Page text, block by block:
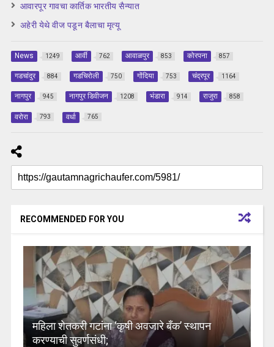
आवारपूर गावचा कार्तिक भारतीय सैन्यात
अहेरी येथे वीज पडून बैलाचा मृत्यू
News 1249 आर्वी 762 आवाळपुर 853 कोरपना 857
गडचांदुर 884 गडचिरोली 750 गोंदिया 753 चंद्रपूर 1164
नागपुर 945 नागपुर डिवीजन 1208 भंडारा 914 राजुरा 858
वरोरा 793 वर्धा 765
RECOMMENDED FOR YOU
महिला शेतकरी गटांना ‘कृषी अवजारे बँक’ स्थापन
करण्याची सुवर्णसंधी;